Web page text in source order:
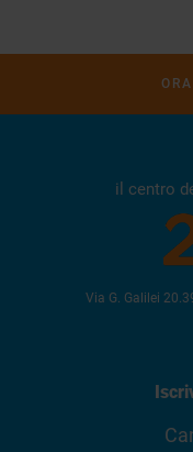
il centro
Via G. Galilei 20.